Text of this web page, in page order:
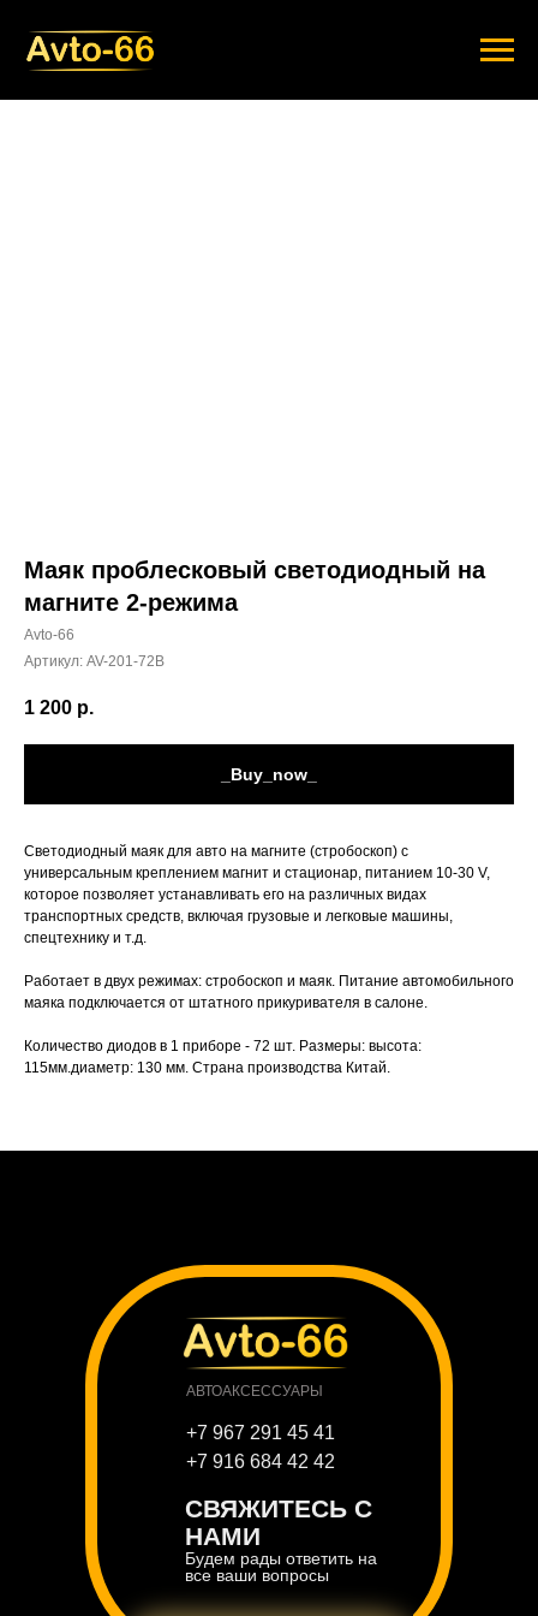
Маяк проблесковый светодиодный на
магните 2-режима
Avto-66
Артикул: AV-201-72B
1 200 р.
_Buy_now_
Светодиодный маяк для авто на магните (стробоскоп) с
универсальным креплением магнит и стационар, питанием 10-30 V,
которое позволяет устанавливать его на различных видах
транспортных средств, включая грузовые и легковые машины,
спецтехнику и т.д.
Работает в двух режимах: стробоскоп и маяк. Питание автомобильного
маяка подключается от штатного прикуривателя в салоне.
Количество диодов в 1 приборе - 72 шт. Размеры: высота:
115мм.диаметр: 130 мм. Страна производства Китай.
Будем рады ответить на
все ваши вопросы
СВЯЖИТЕСЬ С
НАМИ
АВТОАКСЕССУАРЫ
+7 967 291 45 41
+7 916 684 42 42